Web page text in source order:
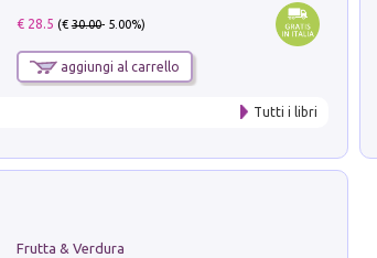
€ 28.5 (€30.00- 5.00%)
aggiungi al carrello
Tutti i libri
Frutta & Verdura